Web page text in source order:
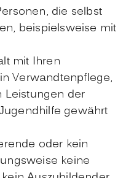
die selbst
beispielsweise mit
mit Ihren
Verwandtenpflege,
Leistungen der
gewährt
oder kein
keine